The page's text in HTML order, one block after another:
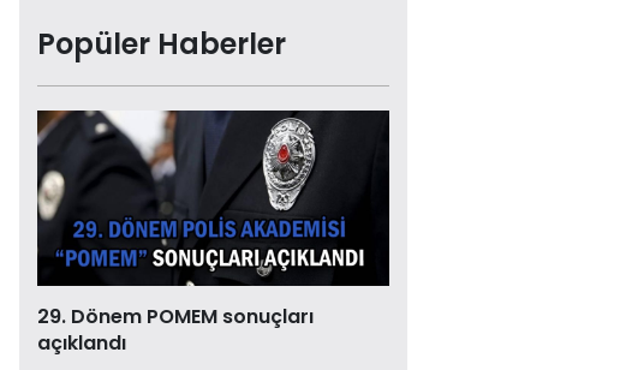
Popüler Haberler
29. Dönem POMEM sonuçları
açıklandı